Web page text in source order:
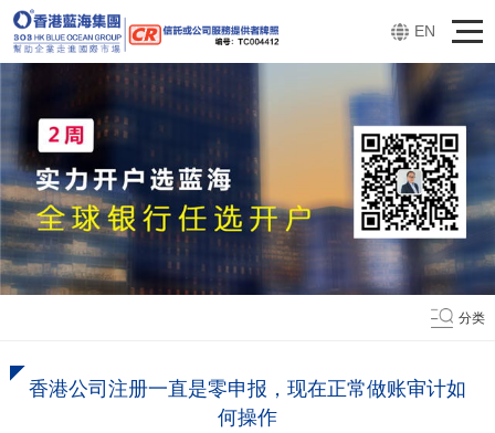
EN
分类
香港公司注册一直是零申报，现在正常做账审计如
何操作